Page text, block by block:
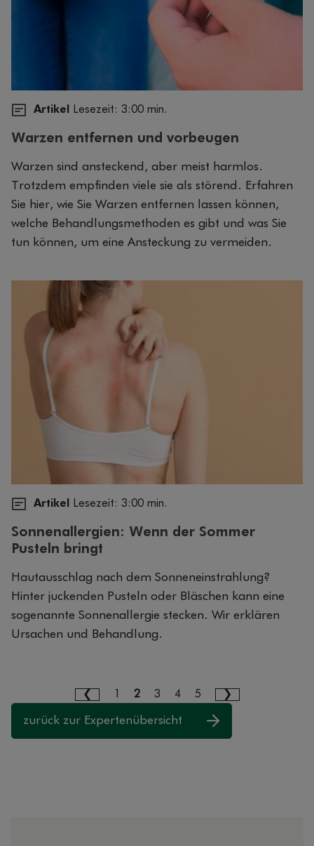
Artikel Lesezeit: 3:00 min.
Warzen entfernen und vorbeugen
Warzen sind ansteckend, aber meist harmlos.
Trotzdem empfinden viele sie als störend. Erfahren
Sie hier, wie Sie Warzen entfernen lassen können,
welche Behandlungsmethoden es gibt und was Sie
tun können, um eine Ansteckung zu vermeiden.
Artikel Lesezeit: 3:00 min.
Sonnenallergien: Wenn der Sommer
Pusteln bringt
Hautausschlag nach dem Sonneneinstrahlung?
Hinter juckenden Pusteln oder Bläschen kann eine
sogenannte Sonnenallergie stecken. Wir erklären
Ursachen und Behandlung.
2 3 4 5
zurück zur Expertenübersicht